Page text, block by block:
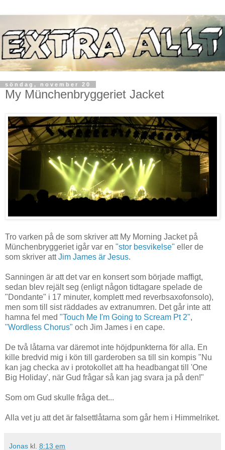
söndag, november 20
My Münchenbryggeriet Jacket
Tro varken på de som skriver att My Morning Jacket på
Münchenbryggeriet igår var en "stor besvikelse" eller de
som skriver attJim James är Jesus.
Sanningen är att det var en konsert som började maffigt,
sedan blev rejält seg (enligt någon tidtagare spelade de
"Dondante" i 17 minuter, komplett med reverbsaxofonsolo),
men som till sist räddades av extranumren. Det går inte att
hamna fel med "Touch Me I'm Going to Scream Pt 2",
"Wordless Chorus" och Jim James i en cape.
De två låtarna var däremot inte höjdpunkterna för alla. En
kille bredvid mig i kön till garderoben sa till sin kompis "Nu
kan jag checka av i protokollet att ha headbangat till 'One
Big Holiday', när Gud frågar så kan jag svara ja på den!"
Som om Gud skulle fråga det...
Alla vet ju att det är falsettlåtarna som går hem i Himmelriket.
Jonas kl. 8:13 em